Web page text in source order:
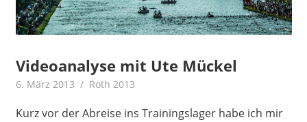
Videoanalyse mit Ute Mückel
6. März 2013 Achim
Roth 2013
Kurz vor der Abreise ins Trainingslager habe ich mir